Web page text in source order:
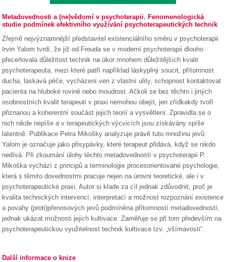
Metadovednosti a (ne)vědomí v psychoterapii. Fenomenologická
studie podmínek efektivního využívání psychoterapeutických technik
Zřejmě nejvýznamnější představitel existenciálního směru v psychoterapii
Irvin Yalom tvrdí, že již od Freuda se v moderní psychoterapii dlouho
přeceňovala důležitost technik na úkor mnohem důležitějších kvalit
psychoterapeuta, mezi které patří například láskyplný soucit, přítomnost
ducha, laskavá péče, vycházení ven z vlastní ulity, schopnost kontaktovat
pacienta na hluboké rovině nebo moudrost. Ačkoli se bez těchto i jiných
osobnostních kvalit terapeuti v praxi nemohou obejít, jen zřídkakdy tvoří
přiznanou a koherentní součást jejich teorií a vysvětlení. Zpravidla se o
nich nikde nepíše a v terapeutických výcvicích jsou získávány spíše
latentně. Publikace Petra Mikošky analyzuje právě tuto množinu jevů:
Yalom je označuje jako přisypávky, které terapeut přidává, když se nikdo
nedívá. Při zkoumání úlohy těchto metadovedností v psychoterapii P.
Mikoška vychází z principů a terminologie procesorientované psychologie,
která s těmito dovednostmi pracuje nejen na úrovni teoretické, ale i v
psychoterapeutické praxi. Autor si klade za cíl jednak zdůvodnit, proč je
kvalita technických intervencí, interpretací a možnost rozpoznání existence
a povahy (proti)přenosových jevů podmíněna přítomností metadovedností,
jednak ukázat možnosti jejich kultivace. Zaměřuje se při tom především na
psychoterapeutickou využitelnost technik kultivace tzv. „všímavosti“.
Další informace o knize